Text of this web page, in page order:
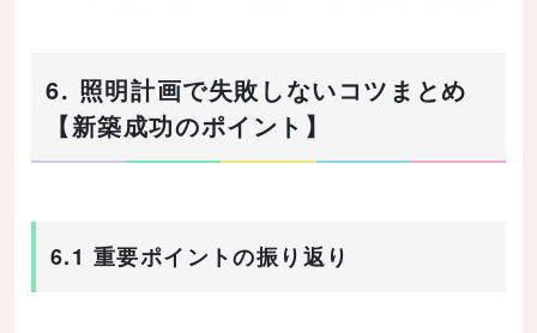
6. 照明計画で失敗しないコツまとめ
【新築成功のポイント】
6.1 重要ポイントの振り返り